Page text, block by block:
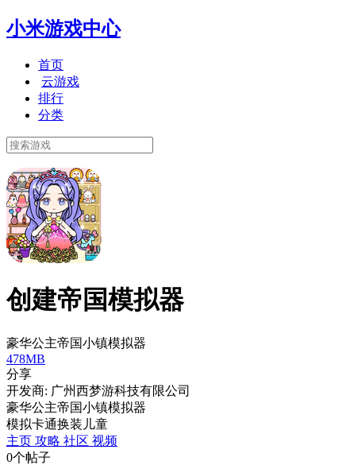
小米游戏中心
首页
云游戏
排行
分类
创建帝国模拟器
豪华公主帝国小镇模拟器
478MB
分享
开发商: 广州西梦游科技有限公司
豪华公主帝国小镇模拟器
模拟卡通换装 儿童
主页 攻略 社区 视频
0个帖子